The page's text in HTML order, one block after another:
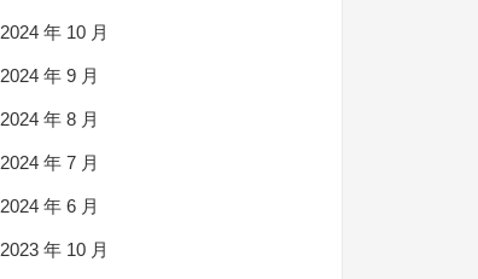
2024 年 10 月
2024 年 9 月
2024 年 8 月
2024 年 7 月
2024 年 6 月
2023 年 10 月